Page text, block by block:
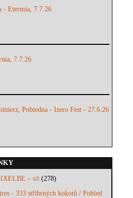
- Etermia, 7.7.26
7.7.26
Pobiedna - Izero Fest - 27.6.26
– s/t(278)
- 333 stříbrných kokotů / Pohled